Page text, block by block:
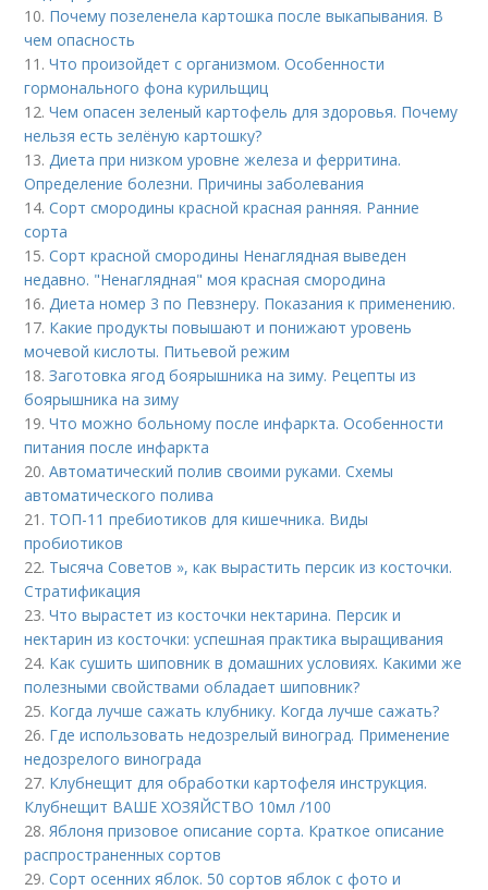
10. Почему позеленела картошка после выкапывания. В
чем опасность
11.Что произойдет с организмом. Особенности
гормонального фона курильщиц
12.Чем опасен зеленый картофель для здоровья. Почему
нельзя есть зелёную картошку?
13.Диета при низком уровне железа и ферритина.
Определение болезни. Причины заболевания
14.Сорт смородины красной красная ранняя. Ранние
сорта
15.Сорт красной смородины Ненаглядная выведен
недавно. "Ненаглядная" моя красная смородина
16.Диета номер 3 по Певзнеру. Показания к применению.
17. Какие продукты повышают и понижают уровень
мочевой кислоты. Питьевой режим
18.Заготовка ягод боярышника на зиму. Рецепты из
боярышника на зиму
19.Что можно больному после инфаркта. Особенности
питания после инфаркта
20.Автоматический полив своими руками. Схемы
автоматического полива
21. ТОП-11 пребиотиков для кишечника. Виды
пробиотиков
22. Тысяча Советов », как вырастить персик из косточки.
Стратификация
23.Что вырастет из косточки нектарина. Персик и
нектарин из косточки: успешная практика выращивания
24. Как сушить шиповник в домашних условиях. Какими же
полезными свойствами обладает шиповник?
25. Когда лучше сажать клубнику. Когда лучше сажать?
26. Где использовать недозрелый виноград. Применение
недозрелого винограда
27. Клубнещит для обработки картофеля инструкция.
Клубнещит ВАШЕ ХОЗЯЙСТВО 10мл /100
28.Яблоня призовое описание сорта. Краткое описание
распространенных сортов
29.Сорт осенних яблок. 50 сортов яблок с фото и